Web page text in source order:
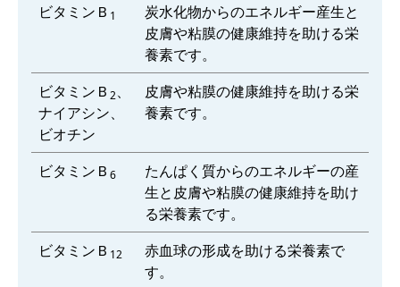
ビタミンＢ 1
炭水化物からのエネルギー産生と
皮膚や粘膜の健康維持を助ける栄
養素です。
ビタミンＢ 2、
ナイアシン、
ビオチン
皮膚や粘膜の健康維持を助ける栄
養素です。
ビタミンＢ 6
たんぱく質からのエネルギーの産
生と皮膚や粘膜の健康維持を助け
る栄養素です。
ビタミンＢ 12
赤血球の形成を助ける栄養素で
す。